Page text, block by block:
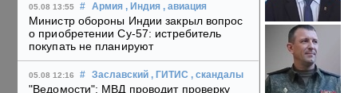
05.08 13:55 # Армия , Индия , авиация
Министр обороны Индии закрыл вопрос
о приобретении Су-57: истребитель
покупать не планируют
05.08 12:16 # Заславский , ГИТИС , скандалы
"Ведомости": МВД проводит проверку